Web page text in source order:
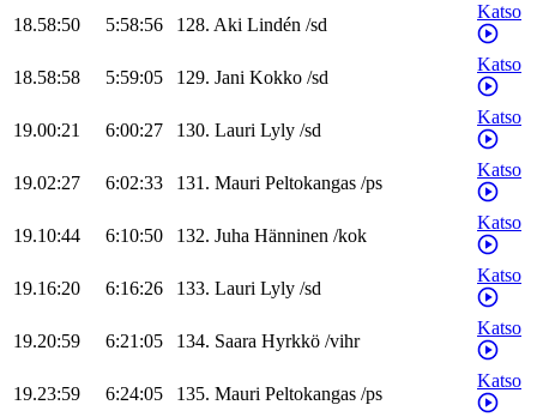
18.58:50 5:58:56 128. Aki Lindén /sd
Katso
18.58:58 5:59:05 129. Jani Kokko /sd
Katso
19.00:21 6:00:27 130. Lauri Lyly /sd
Katso
19.02:27 6:02:33 131. Mauri Peltokangas /ps
Katso
19.10:44 6:10:50 132. Juha Hänninen /kok
Katso
19.16:20 6:16:26 133. Lauri Lyly /sd
Katso
19.20:59 6:21:05 134. Saara Hyrkkö /vihr
Katso
19.23:59 6:24:05 135. Mauri Peltokangas /ps
Katso